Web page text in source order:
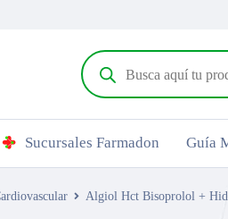
Sucursales Farmadon Guía
Algiol Hct Bisoprolol +